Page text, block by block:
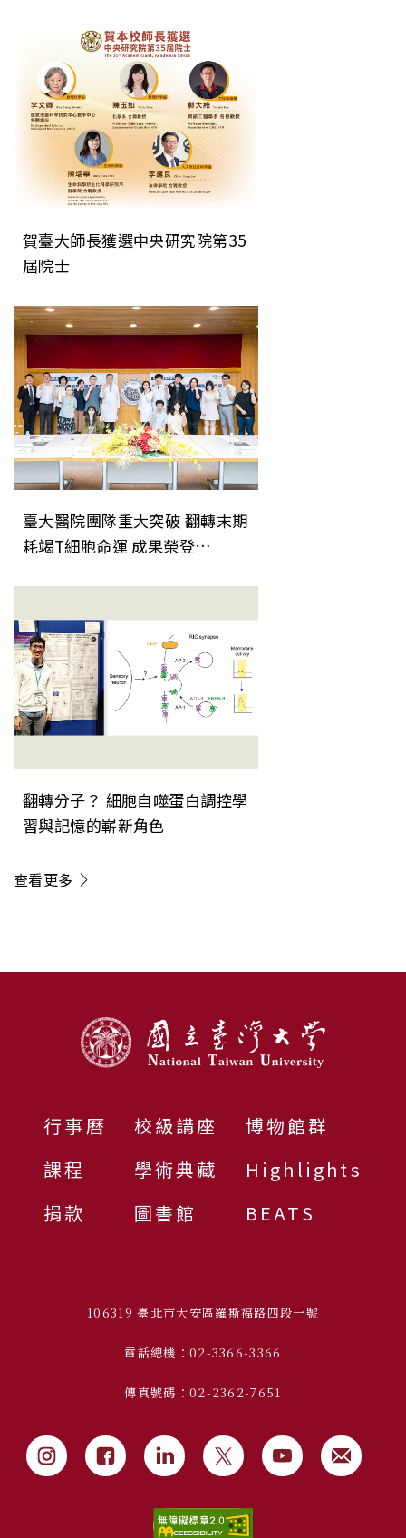
直接檢測技術
賀臺大師長獲選中央研究院第35
屆院士
臺大醫院團隊重大突破 翻轉末期
耗竭T細胞命運 成果榮登
翻轉分子？ 細胞自噬蛋白調控學
習與記憶的嶄新角色
查看更多
行事曆
課程
捐款
校級講座
學術典藏
圖書館
博物館群
Highlights
BEATS
106319 臺北市大安區羅斯福路四段一號
電話總機：02-3366-3366
傳真號碼：02-2362-7651